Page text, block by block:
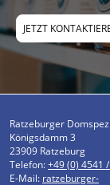
JETZT
Ratzeburger
Königsdamm 3
23909 Ratzeburg
Telefon:+49 (0) 4541
E-Mail: ratzeburger-